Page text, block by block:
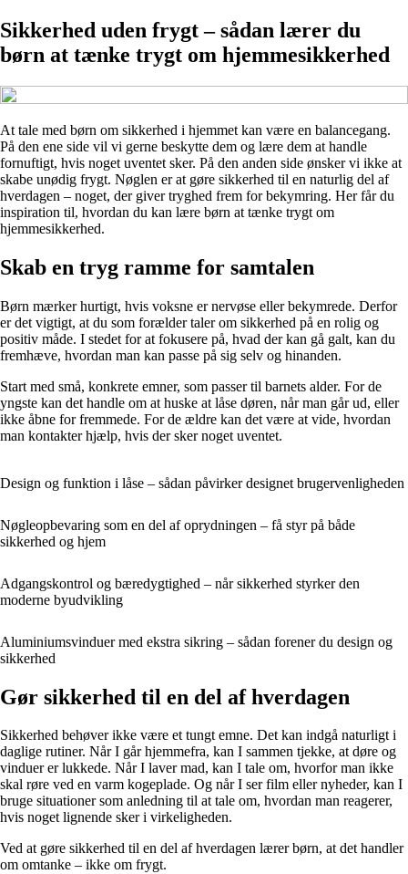
Sikkerhed uden frygt – sådan lærer du
børn at tænke trygt om hjemmesikkerhed
At tale med børn om sikkerhed i hjemmet kan være en balancegang.
På den ene side vil vi gerne beskytte dem og lære dem at handle
fornuftigt, hvis noget uventet sker. På den anden side ønsker vi ikke at
skabe unødig frygt. Nøglen er at gøre sikkerhed til en naturlig del af
hverdagen – noget, der giver tryghed frem for bekymring. Her får du
inspiration til, hvordan du kan lære børn at tænke trygt om
hjemmesikkerhed.
Skab en tryg ramme for samtalen
Børn mærker hurtigt, hvis voksne er nervøse eller bekymrede. Derfor
er det vigtigt, at du som forælder taler om sikkerhed på en rolig og
positiv måde. I stedet for at fokusere på, hvad der kan gå galt, kan du
fremhæve, hvordan man kan passe på sig selv og hinanden.
Start med små, konkrete emner, som passer til barnets alder. For de
yngste kan det handle om at huske at låse døren, når man går ud, eller
ikke åbne for fremmede. For de ældre kan det være at vide, hvordan
man kontakter hjælp, hvis der sker noget uventet.
Design og funktion i låse – sådan påvirker designet brugervenligheden
Nøgleopbevaring som en del af oprydningen – få styr på både
sikkerhed og hjem
Adgangskontrol og bæredygtighed – når sikkerhed styrker den
moderne byudvikling
Aluminiumsvinduer med ekstra sikring – sådan forener du design og
sikkerhed
Gør sikkerhed til en del af hverdagen
Sikkerhed behøver ikke være et tungt emne. Det kan indgå naturligt i
daglige rutiner. Når I går hjemmefra, kan I sammen tjekke, at døre og
vinduer er lukkede. Når I laver mad, kan I tale om, hvorfor man ikke
skal røre ved en varm kogeplade. Og når I ser film eller nyheder, kan I
bruge situationer som anledning til at tale om, hvordan man reagerer,
hvis noget lignende sker i virkeligheden.
Ved at gøre sikkerhed til en del af hverdagen lærer børn, at det handler
om omtanke – ikke om frygt.